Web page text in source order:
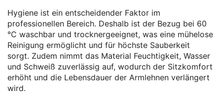
Hygiene ist ein entscheidender Faktor im
professionellen Bereich. Deshalb ist der Bezug bei 60
°C waschbar und trocknergeeignet, was eine mühelose
Reinigung ermöglicht und für höchste Sauberkeit
sorgt. Zudem nimmt das Material Feuchtigkeit, Wasser
und Schweiß zuverlässig auf, wodurch der Sitzkomfort
erhöht und die Lebensdauer der Armlehnen verlängert
wird.